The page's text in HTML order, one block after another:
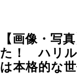
【画像・写
た！ ハリル
は本格的な